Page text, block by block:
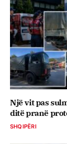
Një vit pas
ditë pranë
SHQIPËRI